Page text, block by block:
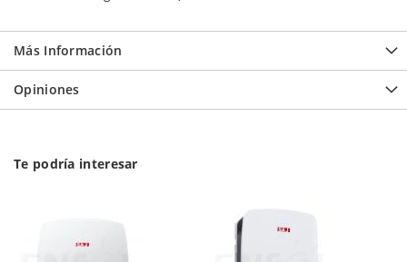
Más Información
Opiniones
Te podría interesar